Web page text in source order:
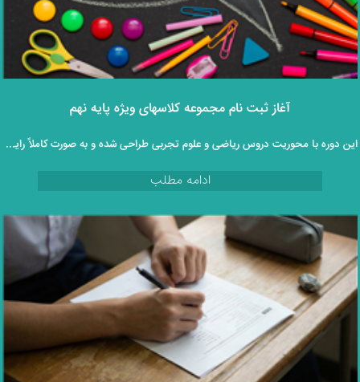
آغاز ثبت‌ نام مجموعه کلاسهای ویژه پایه نهم
این دوره با محوریت دروس ریاضی و علوم تجربی طراحی شده و به‌ صورت کاملاً رایگان و غیرحضوری در اختیار دانش‌ آموزان قرار می‌گیرد.
ادامه مطلب